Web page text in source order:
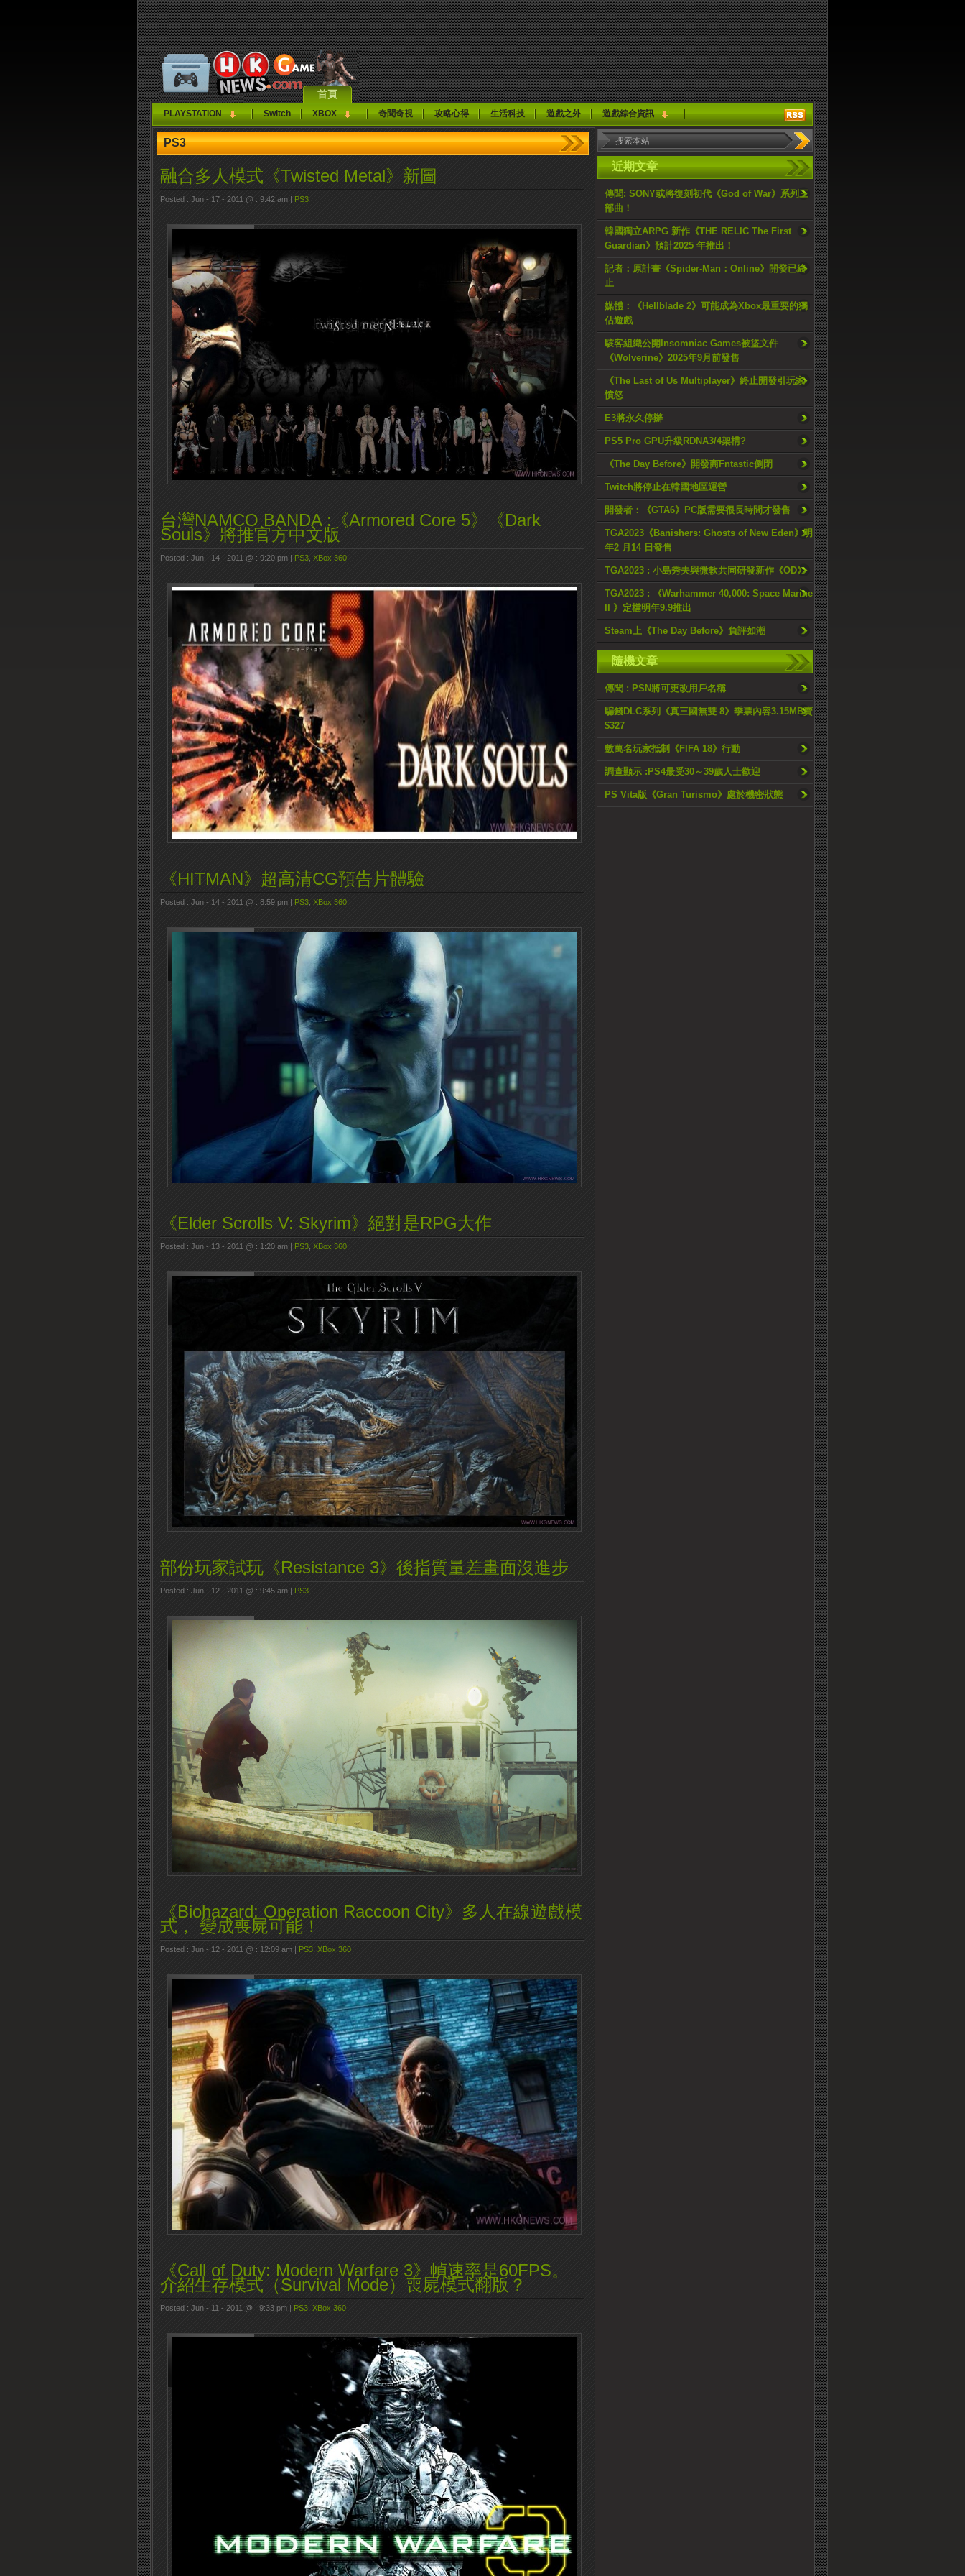
首頁
PLAYSTATION Switch XBOX 奇聞奇視 攻略心得 生活科技 遊戲之外 遊戲綜合資訊
近期文章
傳聞: SONY或將復刻初代《God of War》系列三
部曲！
韓國獨立ARPG 新作《THE RELIC The First
Guardian》預計2025 年推出！
記者：原計畫《Spider-Man：Online》開發已終
止
媒體：《Hellblade 2》可能成為Xbox最重要的獨
佔遊戲
駭客組織公開Insomniac Games被盜文件
《Wolverine》2025年9月前發售
《The Last of Us Multiplayer》終止開發引玩家
憤怒
E3將永久停辦
PS5 Pro GPU升級RDNA3/4架構?
《The Day Before》開發商Fntastic倒閉
Twitch將停止在韓國地區運營
開發者：《GTA6》PC版需要很長時間才發售
TGA2023《Banishers: Ghosts of New Eden》明
年2 月14 日發售
TGA2023 : 小島秀夫與微軟共同研發新作《OD》
TGA2023 : 《Warhammer 40,000: Space Marine
II 》定檔明年9.9推出
Steam上《The Day Before》負評如潮
隨機文章
傳聞 : PSN將可更改用戶名稱
騙錢DLC系列《真三國無雙 8》季票內容3.15MB賣
$327
數萬名玩家抵制《FIFA 18》行動
調查顯示 :PS4最受30～39歲人士歡迎
PS Vita版《Gran Turismo》處於機密狀態
PS3
融合多人模式《Twisted Metal》新圖
Posted : Jun - 17 - 2011 @ : 9:42 am | PS3
台灣NAMCO BANDA :《Armored Core 5》《Dark
Souls》將推官方中文版
Posted : Jun - 14 - 2011 @ : 9:20 pm | PS3 XBox 360
《HITMAN》超高清CG預告片體驗
Posted : Jun - 14 - 2011 @ : 8:59 pm | PS3 XBox 360
《Elder Scrolls V: Skyrim》絕對是RPG大作
Posted : Jun - 13 - 2011 @ : 1:20 am | PS3 XBox 360
部份玩家試玩《Resistance 3》後指質量差畫面沒進步
Posted : Jun - 12 - 2011 @ : 9:45 am | PS3
《Biohazard: Operation Raccoon City》多人在線遊戲模
式， 變成喪屍可能！
Posted : Jun - 12 - 2011 @ : 12:09 am | PS3 XBox 360
《Call of Duty: Modern Warfare 3》幀速率是60FPS。
介紹生存模式（Survival Mode）喪屍模式翻版？
Posted : Jun - 11 - 2011 @ : 9:33 pm | PS3 XBox 360